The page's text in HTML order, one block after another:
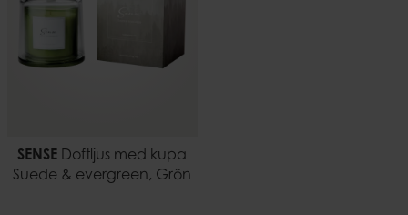
SENSE Doftljus med kupa
Suede & evergreen, Grön